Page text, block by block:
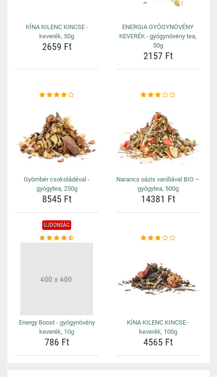
KÍNA KILENC KINCSE -
keverék, 50g
2659 Ft
ENERGIA GYÓGYNÖVÉNY
KEVERÉK - gyógynövény tea,
50g
2157 Ft
Gyömbér csokoládéval -
gyógytea, 250g
8545 Ft
Narancs oázis vaníliával BIO –
gyógytea, 500g
14381 Ft
ÚJDONSÁG
Energy Boost - gyógynövény
keverék, 10g
786 Ft
KÍNA KILENC KINCSE -
keverék, 100g
4565 Ft